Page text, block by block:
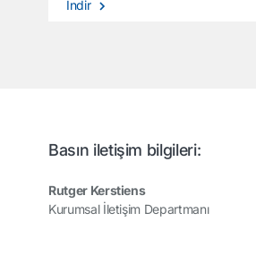
İndir
Basın iletişim bilgileri:
Rutger Kerstiens
Kurumsal İletişim Departmanı